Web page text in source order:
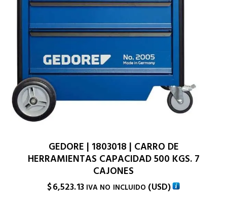
GEDORE | 1803018 | CARRO DE
HERRAMIENTAS CAPACIDAD 500 KGS. 7
CAJONES
$6,523.13 IVA NO INCLUIDO (USD)